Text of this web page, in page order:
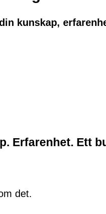
kunskap,
Erfarenhet. Ett
det.